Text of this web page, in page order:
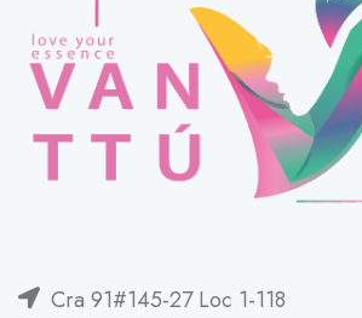
Cra 91#145-27 Loc 1-118